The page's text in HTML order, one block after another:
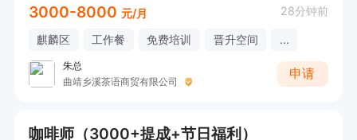
3000-8000 元/月 28分钟前
麒麟区 工作餐 免费培训 晋升空间 ...
朱总
曲靖乡溪茶语商贸有限公司
申请
咖啡师（3000+提成+节日福利）